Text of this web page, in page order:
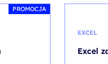
PROMOCJA
EXCEL
Excel